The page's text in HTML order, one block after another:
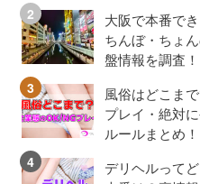
大阪で本番で
ちんぼ・ちょ
盤情報を調査
風俗はどこま
プレイ・絶対
ルールまとめ！
デリヘルって